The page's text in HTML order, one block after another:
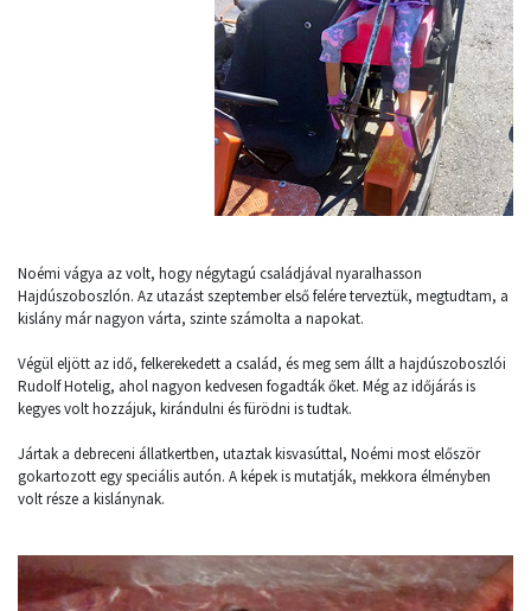
Noémi vágya az volt, hogy négytagú családjával nyaralhasson
Hajdúszoboszlón. Az utazást szeptember első felére terveztük, megtudtam, a
kislány már nagyon várta, szinte számolta a napokat.
Végül eljött az idő, felkerekedett a család, és meg sem állt a hajdúszoboszlói
Rudolf Hotelig, ahol nagyon kedvesen fogadták őket. Még az időjárás is
kegyes volt hozzájuk, kirándulni és fürödni is tudtak.
Jártak a debreceni állatkertben, utaztak kisvasúttal, Noémi most először
gokartozott egy speciális autón. A képek is mutatják, mekkora élményben
volt része a kislánynak.